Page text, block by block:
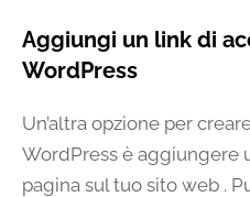
Aggiungi un link di
WordPress
Un’altra opzione per
WordPress è aggiungere
pagina sul tuo sito web .